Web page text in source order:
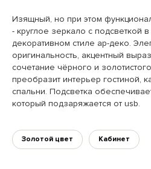
Изящный, но при этом
- круглое зеркало с подсветкой
декоративном стиле ар-деко.
оригинальность, акцентный
сочетание чёрного и
преобразит интерьер гостиной,
спальни. Подсветка
который подзаряжается от usb.
Золотой цвет Кабинет